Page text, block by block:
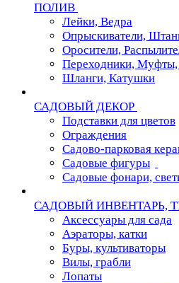
ПОЛИВ
Лейки, Ведра
Опрыскиватели,
Оросители,
Переходники, Муфты,
Шланги, Катушки
САДОВЫЙ ДЕКОР
Подставки для цветов
Ограждения
Садово-парковая
Садовые фигуры
Садовые фонари,
САДОВЫЙ ИНВЕНТАРЬ,
Аксессуары для сада
Аэраторы, катки
Буры, культиваторы
Вилы, грабли
Лопаты